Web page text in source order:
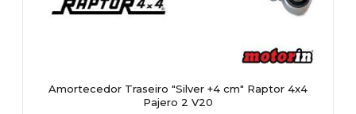
Amortecedor Traseiro "Silver +4 cm" Raptor 4x4
Pajero 2 V20